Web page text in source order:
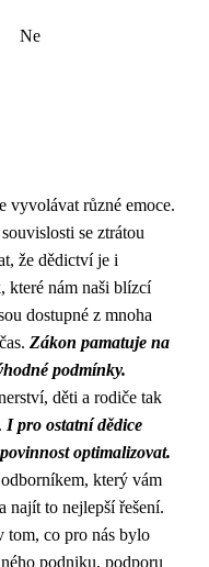
Ne
vyvolávat různé emoce.
se ztrátou
že dědictví je i
které nám naši blízcí
dostupné z mnoha
Zákon pamatuje na
podmínky.
děti a rodiče tak
I pro ostatní dědice
optimalizovat.
který vám
najít to nejlepší řešení.
tom, co pro nás bylo
podniku, podporu